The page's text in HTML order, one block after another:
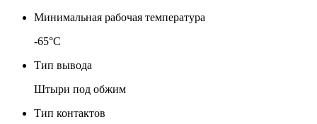
Минимальная рабочая температура
-65°C
Тип вывода
Штыри под обжим
Тип контактов